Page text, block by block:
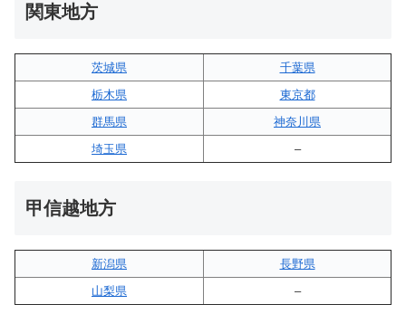
関東地方
茨城県
千葉県
栃木県
東京都
群馬県
神奈川県
埼玉県
–
甲信越地方
新潟県
長野県
山梨県
–